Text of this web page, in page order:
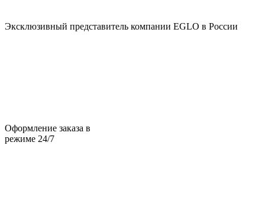
Эксклюзивный представитель компании EGLO в России
Оформление заказа в
режиме 24/7